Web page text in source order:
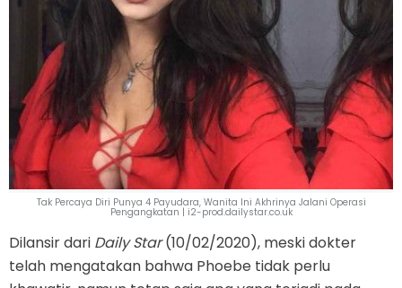
Tak Percaya Diri Punya 4 Payudara, Wanita Ini Akhrinya Jalani Operasi
Pengangkatan | i2-prod.dailystar.co.uk
Dilansir dari Daily Star(10/02/2020), meski dokter
telah mengatakan bahwa Phoebe tidak perlu